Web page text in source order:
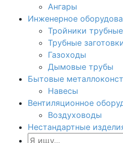
Ангары
Инженерное
Тройники трубные
Трубные
Газоходы
Дымовые трубы
Бытовые
Навесы
Вентиляционное
Воздуховоды
Нестандартные